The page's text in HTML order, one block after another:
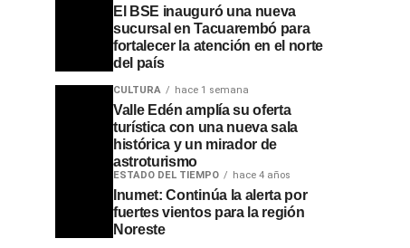
El BSE inauguró una nueva
sucursal en Tacuarembó para
fortalecer la atención en el norte
del país
CULTURA hace 1 semana
Valle Edén amplía su oferta
turística con una nueva sala
histórica y un mirador de
astroturismo
ESTADO DEL TIEMPO hace 4 años
Inumet: Continúa la alerta por
fuertes vientos para la región
Noreste